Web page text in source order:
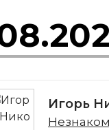
Игорь